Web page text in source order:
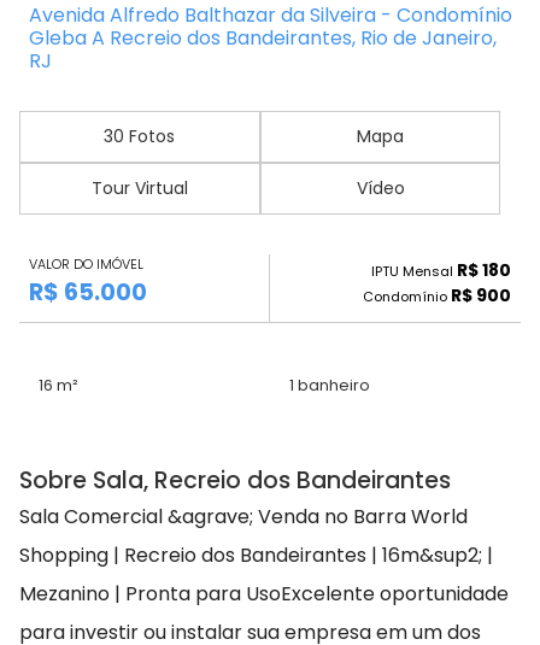
Avenida Alfredo Balthazar da Silveira - Condomínio
Gleba A Recreio dos Bandeirantes, Rio de Janeiro,
RJ
30 Fotos Mapa
Tour Virtual Vídeo
VALOR DO IMÓVEL
R$ 65.000
IPTU Mensal R$ 180
Condomínio R$ 900
16 m² 1 banheiro
Sobre Sala, Recreio dos Bandeirantes
Sala Comercial &agrave; Venda no Barra World
Shopping | Recreio dos Bandeirantes | 16m&sup2; |
Mezanino | Pronta para UsoExcelente oportunidade
para investir ou instalar sua empresa em um dos